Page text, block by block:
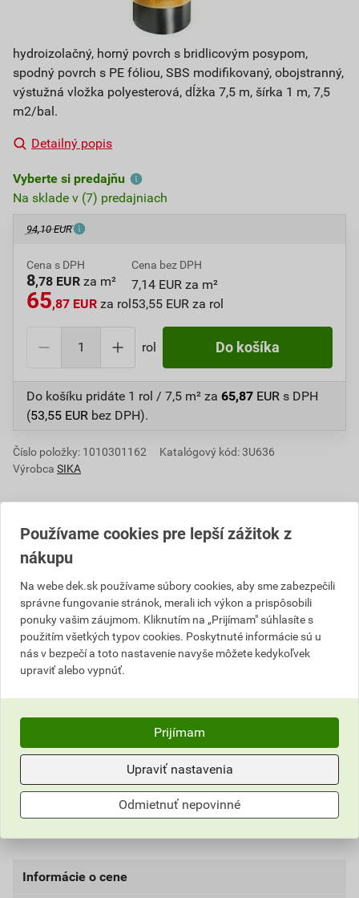
hydroizolačný, horný povrch s bridlicovým posypom,
spodný povrch s PE fóliou, SBS modifikovaný, obojstranný,
výstužná vložka polyesterová, dĺžka 7,5 m, šírka 1 m, 7,5
m2/bal.
Detailný popis
Vyberte si predajňu
Na sklade v (7) predajniach
94,10 EUR
Cena s DPH
8,78 EUR za m²
65,87 EUR za rol
Cena bez DPH
7,14 EUR za m²
53,55 EUR za rol
rol Do košíka
Do košíku pridáte 1 rol / 7,5 m² za 65,87 EUR s DPH
(53,55 EUR bez DPH).
Číslo položky: 1010301162
Katalógový kód: 3U636
Výrobca SIKA
Popis
SikaShield® E57 MG PV-15 SK 4,2 mm je SBS
hydroizolačný asfaltový pás hrúbky 4,2 mm. Je
vystužený polyesterovou tkaninou a s ohybnosťou pri
teplote -15 °C. Horná strana je pokrytá bridlicovým
posypom, ktorý zaisťuje odolnosť proti UV žiareniu a
na jednej strane je opatrený polyetylénovou fóliou o
šírke 8 cm. Spodná strana je opatrená PE fóliou, ktorá
sa pri natavení ľahko spáli, čo uľahčuje aplikáciu
vysoká ťažnosť (50 %),
neobsahuje nebezpečné látky.
Informácie o cene
Používame cookies pre lepší zážitok z
nákupu
Na webe dek.sk používame súbory cookies, aby sme zabezpečili
správne fungovanie stránok, merali ich výkon a prispôsobili
ponuky vašim záujmom. Kliknutím na „Prijímam" súhlasíte s
použitím všetkých typov cookies. Poskytnuté informácie sú u
nás v bezpečí a toto nastavenie navyše môžete kedykoľvek
upraviť alebo vypnúť.
Prijímam
Upraviť nastavenia
Odmietnuť nepovinné